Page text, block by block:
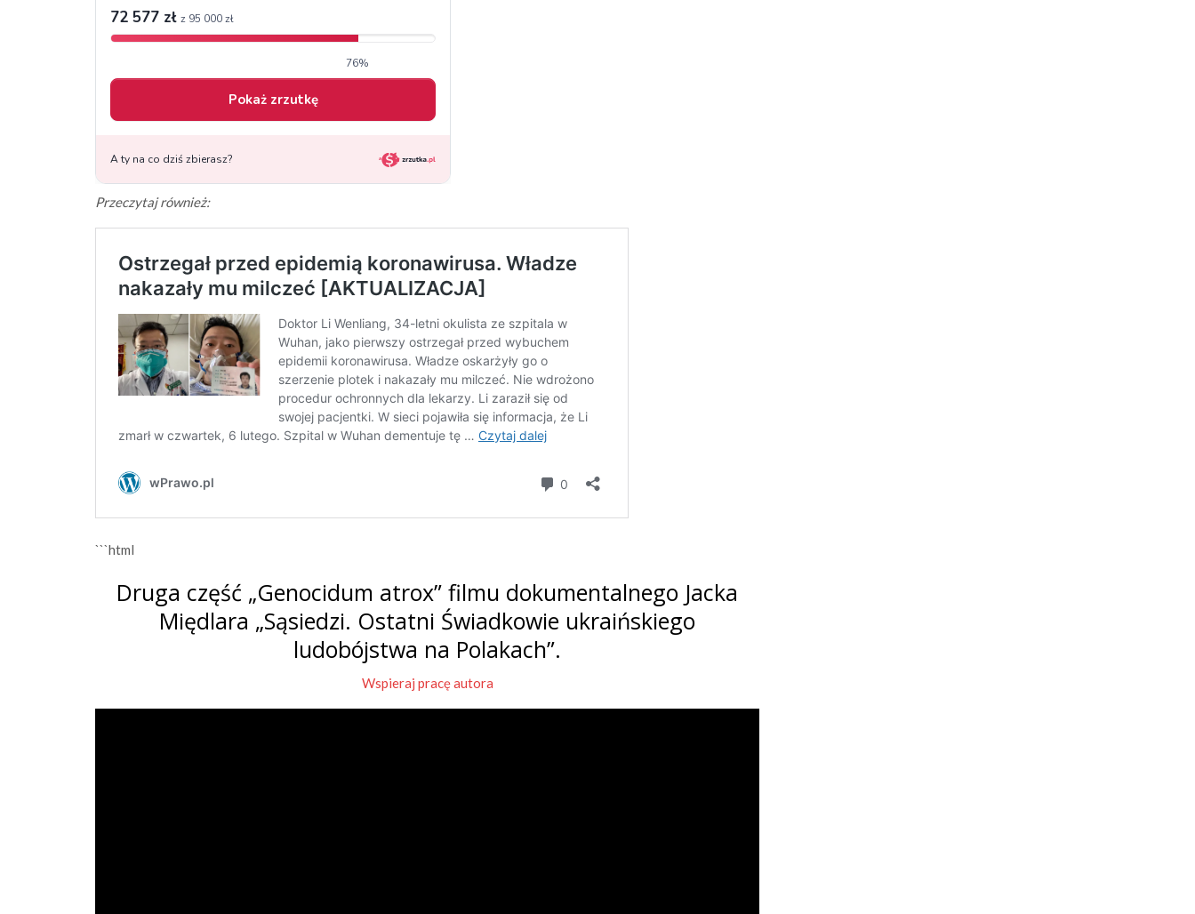
Przeczytaj również:
```html
Druga część „Genocidum atrox” filmu dokumentalnego Jacka
Międlara „Sąsiedzi. Ostatni Świadkowie ukraińskiego
ludobójstwa na Polakach”.
Wspieraj pracę autora